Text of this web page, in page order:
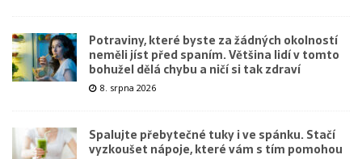
Potraviny, které byste za žádných okolností
neměli jíst před spaním. Většina lidí v tomto
bohužel dělá chybu a ničí si tak zdraví
8. srpna 2026
Spalujte přebytečné tuky i ve spánku. Stačí
vyzkoušet nápoje, které vám s tím pomohou